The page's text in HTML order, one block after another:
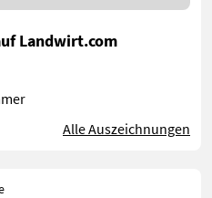
Landwirt.com
Alle Auszeichnungen